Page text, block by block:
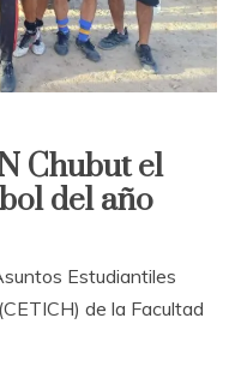
Chubut el
del año
Estudiantiles
de la Facultad